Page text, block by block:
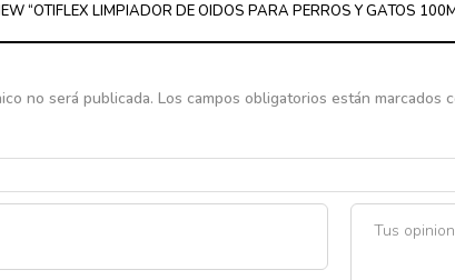
“OTIFLEX LIMPIADOR DE OIDOS PARA PERROS Y GATOS
no será publicada. Los campos obligatorios están marcados